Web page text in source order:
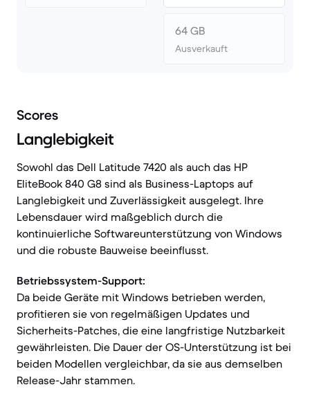
64 GB
Ausverkauft
Scores
Langlebigkeit
Sowohl das Dell Latitude 7420 als auch das HP
EliteBook 840 G8 sind als Business-Laptops auf
Langlebigkeit und Zuverlässigkeit ausgelegt. Ihre
Lebensdauer wird maßgeblich durch die
kontinuierliche Softwareunterstützung von Windows
und die robuste Bauweise beeinflusst.
Betriebssystem-Support:
Da beide Geräte mit Windows betrieben werden,
profitieren sie von regelmäßigen Updates und
Sicherheits-Patches, die eine langfristige Nutzbarkeit
gewährleisten. Die Dauer der OS-Unterstützung ist bei
beiden Modellen vergleichbar, da sie aus demselben
Release-Jahr stammen.